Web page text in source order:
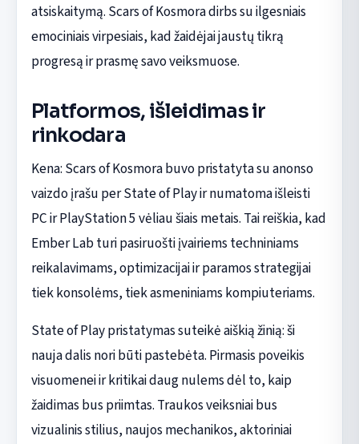
atsiskaitymą. Scars of Kosmora dirbs su ilgesniais
emociniais virpesiais, kad žaidėjai jaustų tikrą
progresą ir prasmę savo veiksmuose.
Platformos, išleidimas ir
rinkodara
Kena: Scars of Kosmora buvo pristatyta su anonso
vaizdo įrašu per State of Play ir numatoma išleisti
PC ir PlayStation 5 vėliau šiais metais. Tai reiškia, kad
Ember Lab turi pasiruošti įvairiems techniniams
reikalavimams, optimizacijai ir paramos strategijai
tiek konsolėms, tiek asmeniniams kompiuteriams.
State of Play pristatymas suteikė aiškią žinią: ši
nauja dalis nori būti pastebėta. Pirmasis poveikis
visuomenei ir kritikai daug nulems dėl to, kaip
žaidimas bus priimtas. Traukos veiksniai bus
vizualinis stilius, naujos mechanikos, aktoriniai